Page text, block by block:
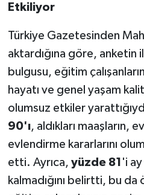
Etkiliyor
Türkiye Gazetesinden
aktardığına göre, anketin
bulgusu, eğitim
hayatı ve genel yaşam
olumsuz etkiler
90'ı, aldıkları maaşların,
evlendirme kararlarını
etti. Ayrıca, yüzde 81 'i
kalmadığını belirtti, bu